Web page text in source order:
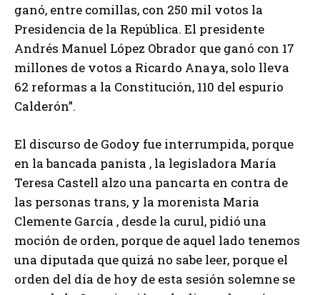
ganó, entre comillas, con 250 mil votos la
Presidencia de la República. El presidente
Andrés Manuel López Obrador que ganó con 17
millones de votos a Ricardo Anaya, solo lleva
62 reformas a la Constitución, 110 del espurio
Calderón”.
El discurso de Godoy fue interrumpida, porque
en la bancada panista , la legisladora María
Teresa Castell alzo una pancarta en contra de
las personas trans, y la morenista Maria
Clemente García , desde la curul, pidió una
moción de orden, porque de aquel lado tenemos
una diputada que quizá no sabe leer, porque el
orden del día de hoy de esta sesión solemne se